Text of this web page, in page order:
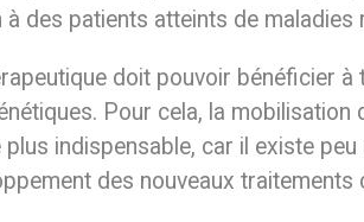
des patients atteints de maladies
doit pouvoir bénéficier
Pour cela, la
indispensable, car il existe
des nouveaux